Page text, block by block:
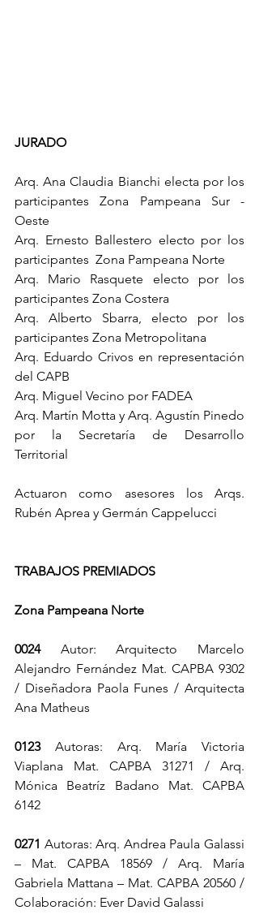
JURADO
Arq. Ana Claudia Bianchi electa por los
participantes Zona Pampeana Sur -
Oeste
Arq. Ernesto Ballestero electo por los
participantes  Zona Pampeana Norte
Arq. Mario Rasquete electo por los
participantes Zona Costera
Arq. Alberto Sbarra, electo por los
participantes Zona Metropolitana
Arq. Eduardo Crivos en representación
del CAPB
Arq. Miguel Vecino por FADEA
Arq. Martín Motta y Arq. Agustín Pinedo
por la Secretaría de Desarrollo
Territorial
Actuaron como asesores los Arqs.
Rubén Aprea y Germán Cappelucci
TRABAJOS PREMIADOS
Zona Pampeana Norte
0024 Autor: Arquitecto Marcelo
Alejandro Fernández Mat. CAPBA 9302
/ Diseñadora Paola Funes / Arquitecta
Ana Matheus
0123 Autoras: Arq. María Victoria
Viaplana Mat. CAPBA 31271 / Arq.
Mónica Beatríz Badano Mat. CAPBA
6142
0271 Autoras: Arq. Andrea Paula Galassi
– Mat. CAPBA 18569 / Arq. María
Gabriela Mattana – Mat. CAPBA 20560 /
Colaboración: Ever David Galassi